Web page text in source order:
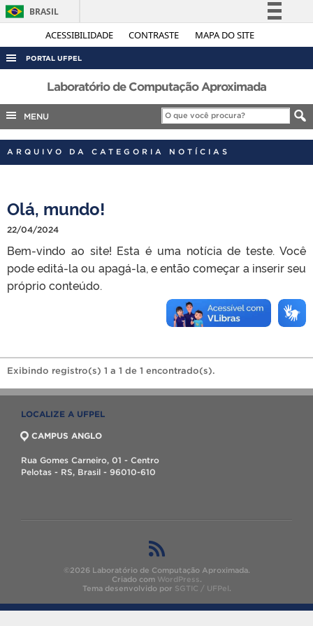
ACESSIBILIDADE CONTRASTE MAPA DO SITE
BRASIL
Simplifique!
Acesso à informação
Legislação
Canais
PORTAL UFPEL
ACESSO À INFORMAÇÃO
AUDITORIA
COBALTO
CONCURSOS
OUVIDORIA
PORTARIAS
TELEFONES
Laboratório de Computação Aproximada
MENU
ARQUIVO DA CATEGORIA NOTÍCIAS
Olá, mundo!
22/04/2024
Bem-vindo ao site! Esta é uma notícia de teste. Você
pode editá-la ou apagá-la, e então começar a inserir seu
próprio conteúdo.
Exibindo registro(s) 1 a 1 de 1 encontrado(s).
LOCALIZE A UFPEL
CAMPUS ANGLO
Rua Gomes Carneiro, 01 - Centro
Pelotas - RS, Brasil - 96010-610
©2026 Laboratório de Computação Aproximada.
Criado com WordPress.
Tema desenvolvido por SGTIC / UFPel.